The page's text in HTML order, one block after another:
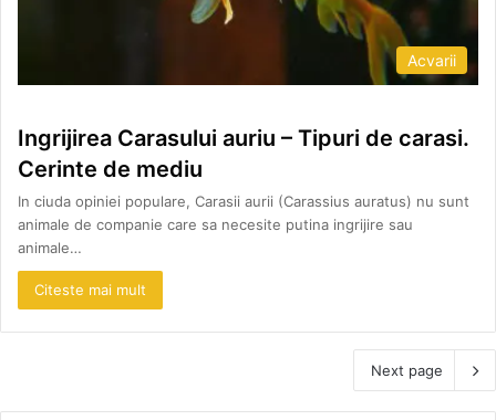
Acvarii
Ingrijirea Carasului auriu – Tipuri de carasi.
Cerinte de mediu
In ciuda opiniei populare, Carasii aurii (Carassius auratus) nu sunt
animale de companie care sa necesite putina ingrijire sau
animale…
Citeste mai mult
Next page